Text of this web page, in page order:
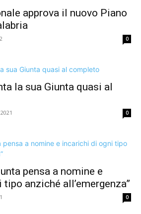
approva il nuovo Piano
0
la sua Giunta quasi al
0
pensa a nomine e
anziché all’emergenza”
0